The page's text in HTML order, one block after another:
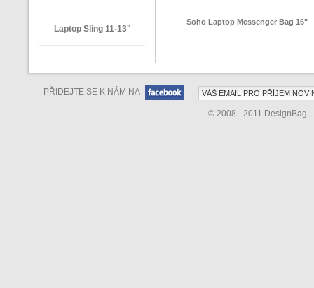
Soho Laptop Messenger Bag 16"
Laptop Sling 11-13"
PŘIDEJTE SE K NÁM NA
© 2008 - 2011 DesignBag